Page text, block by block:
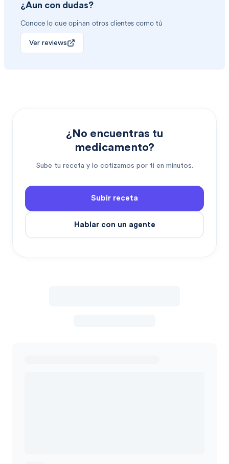
¿Aun con dudas?
Conoce lo que opinan otros clientes como tú
Ver reviews
¿No encuentras tu
medicamento?
Sube tu receta y lo cotizamos por ti en minutos.
Subir receta
Hablar con un agente